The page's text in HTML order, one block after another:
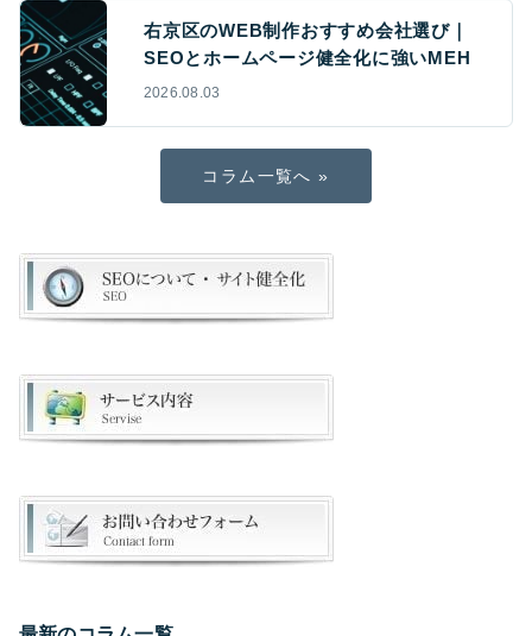
右京区のWEB制作おすすめ会社選び｜
SEOとホームページ健全化に強いMEH
2026.08.03
コラム一覧へ »